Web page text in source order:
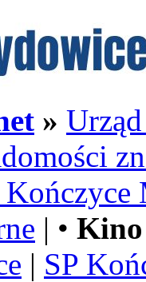
»
Kończyce
| •
| SP